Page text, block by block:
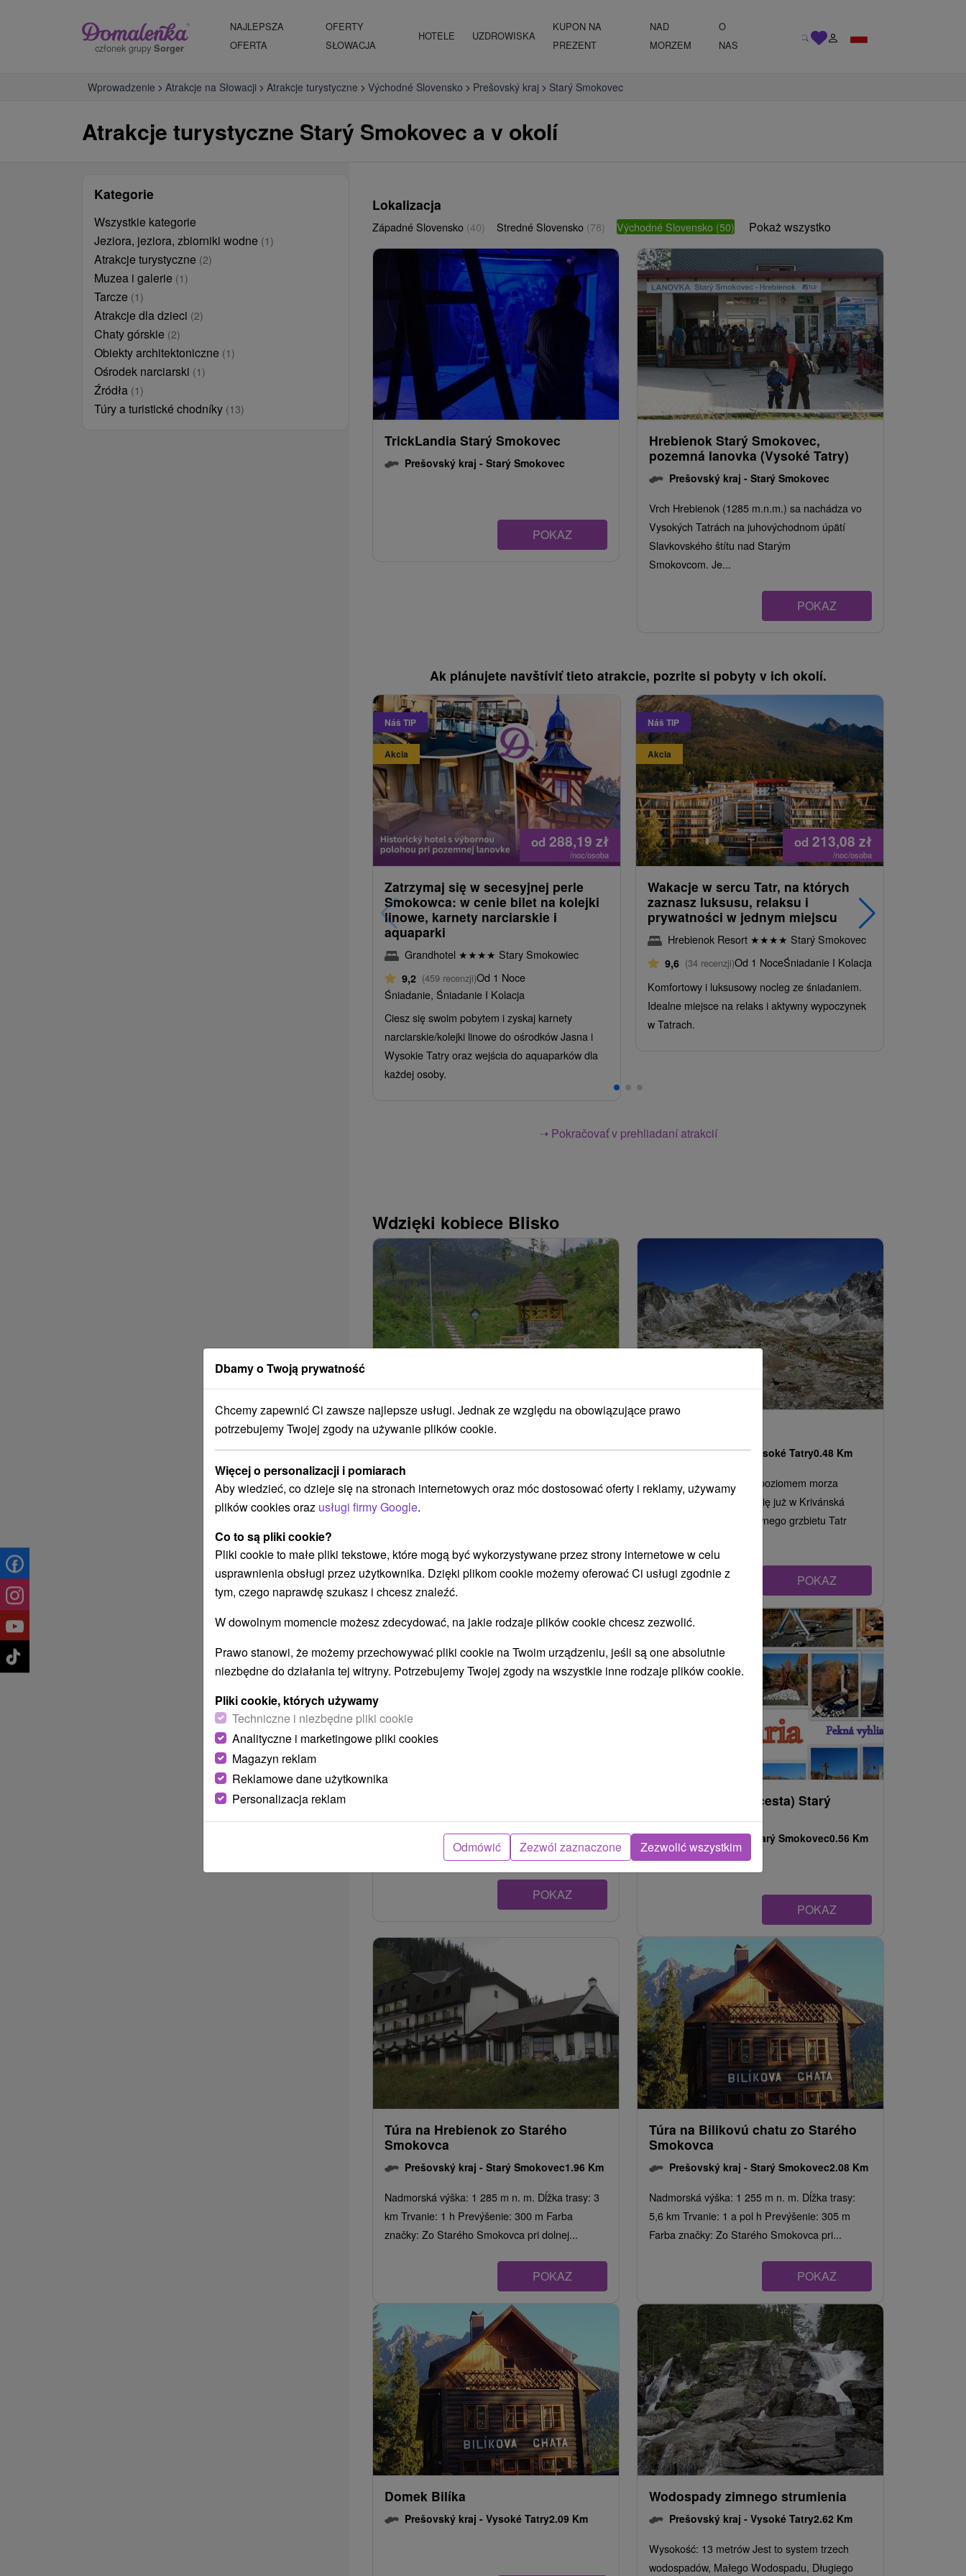
członek grupy Sorger
NAJLEPSZA
OFERTA
OFERTY
SŁOWACJA
HOTELE UZDROWISKA
KUPON NA
PREZENT
NAD
MORZEM
O
NAS
Wprowadzenie Atrakcje na Słowacji Atrakcje turystyczne Východné Slovensko Prešovský kraj Starý Smokovec
Atrakcje turystyczne Starý Smokovec a v okolí
Kategorie
Wszystkie kategorie
Jeziora, jeziora, zbiorniki wodne (1)
Atrakcje turystyczne (2)
Muzea i galerie (1)
Tarcze (1)
Atrakcje dla dzieci (2)
Chaty górskie (2)
Obiekty architektoniczne (1)
Ośrodek narciarski (1)
Źródła (1)
Túry a turistické chodníky (13)
Lokalizacja
Západné Slovensko (40) Stredné Slovensko (78) Východné Slovensko (50) Pokaż wszystko
TrickLandia Starý Smokovec
Prešovský kraj - Starý Smokovec
POKAZ
Hrebienok Starý Smokovec,
pozemná lanovka (Vysoké Tatry)
Prešovský kraj - Starý Smokovec
Vrch Hrebienok (1285 m.n.m.) sa nachádza vo
Vysokých Tatrách na juhovýchodnom úpätí
Slavkovského štítu nad Starým
Smokovcom. Je...
POKAZ
Ak plánujete navštíviť tieto atrakcie, pozrite si pobyty v ich okolí.
Náš TIP
Akcia
od 288,19 zł
/noc/osoba
Zatrzymaj się w secesyjnej perle
Smokowca: w cenie bilet na kolejki
linowe, karnety narciarskie i
aquaparki
Grandhotel ★★★★ Stary Smokowiec
9,2 (459 recenzji)Od 1 Noce
Śniadanie, Śniadanie I Kolacja
Ciesz się swoim pobytem i zyskaj karnety
narciarskie/kolejki linowe do ośrodków Jasna i
Wysokie Tatry oraz wejścia do aquaparków dla
każdej osoby.
Náš TIP
Akcia
od 213,08 zł
/noc/osoba
Wakacje w sercu Tatr, na których
zaznasz luksusu, relaksu i
prywatności w jednym miejscu
Hrebienok Resort ★★★★ Starý Smokovec
9,6 (34 recenzji)Od 1 NoceŚniadanie I Kolacja
Komfortowy i luksusowy nocleg ze śniadaniem.
Idealne miejsce na relaks i aktywny wypoczynek
w Tatrach.
➝ Pokračovať v prehliadaní atrakcií
Wdzięki kobiece Blisko
Źródło Smokovecká kyselka
Prešovský kraj -Starý Smokovec0.38 Km Prešovský kraj -Vysoké Tatry0.48 Km
Wysokość: 2363 m nad poziomem morza
Kôprovský štít znajduje się już w Krivánská
rázsoche, w pobliżu głównego grzbietu Tatr
POKAZ
Prešovský kraj -Starý Smokovec0.53 Km
POKAZ
Kalvária (Krížová cesta) Starý
Prešovský kraj -Starý Smokovec0.56 Km
POKAZ
Túra na Hrebienok zo Starého
Smokovca
Prešovský kraj - Starý Smokovec1.96 Km
Nadmorská výška: 1 285 m n. m. Dĺžka trasy: 3
km Trvanie: 1 h Prevýšenie: 300 m Farba
značky: Zo Starého Smokovca pri dolnej...
POKAZ
Túra na Bilikovú chatu zo Starého
Smokovca
Prešovský kraj - Starý Smokovec2.08 Km
Nadmorská výška: 1 255 m n. m. Dĺžka trasy:
5,6 km Trvanie: 1 a pol h Prevýšenie: 305 m
Farba značky: Zo Starého Smokovca pri...
POKAZ
Domek Bilíka
Prešovský kraj - Vysoké Tatry2.09 Km
Wodospady zimnego strumienia
Prešovský kraj - Vysoké Tatry2.62 Km
Wysokość: 13 metrów Jest to system trzech
wodospadów, Małego Wodospadu, Długiego
Dbamy o Twoją prywatność
Chcemy zapewnić Ci zawsze najlepsze usługi. Jednak ze względu na obowiązujące prawo
potrzebujemy Twojej zgody na używanie plików cookie.
Więcej o personalizacji i pomiarach
Aby wiedzieć, co dzieje się na stronach internetowych oraz móc dostosować oferty i reklamy, używamy
plików cookies oraz usługi firmy Google.
Co to są pliki cookie?
Pliki cookie to małe pliki tekstowe, które mogą być wykorzystywane przez strony internetowe w celu
usprawnienia obsługi przez użytkownika. Dzięki plikom cookie możemy oferować Ci usługi zgodnie z
tym, czego naprawdę szukasz i chcesz znaleźć.
W dowolnym momencie możesz zdecydować, na jakie rodzaje plików cookie chcesz zezwolić.
Prawo stanowi, że możemy przechowywać pliki cookie na Twoim urządzeniu, jeśli są one absolutnie
niezbędne do działania tej witryny. Potrzebujemy Twojej zgody na wszystkie inne rodzaje plików cookie.
Pliki cookie, których używamy
Techniczne i niezbędne pliki cookie
Analityczne i marketingowe pliki cookies
Magazyn reklam
Reklamowe dane użytkownika
Personalizacja reklam
Odmówić Zezwól zaznaczone Zezwolić wszystkim